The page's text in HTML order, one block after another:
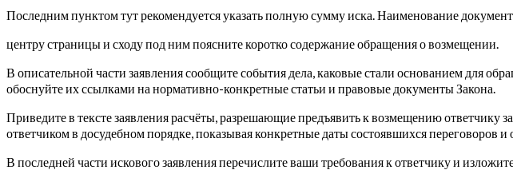
Последним пунктом тут рекомендуется указать полную сумму иска. Наименование
центру страницы и сходу под ним поясните коротко содержание обращения о возмещении.
В описательной части заявления сообщите события дела, каковые стали основанием для
обоснуйте их ссылками на нормативно-конкретные статьи и правовые документы Закона.
Приведите в тексте заявления расчёты, разрешающие предъявить к возмещению
ответчиком в досудебном порядке, показывая конкретные даты состоявшихся переговоров
В последней части искового заявления перечислите ваши требования к ответчику и